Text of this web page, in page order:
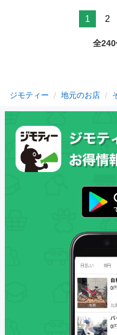
1 2
全
ジモティー 地元のお店